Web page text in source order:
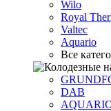
Wilo
Royal
Valtec
Aquario
Все
DAB